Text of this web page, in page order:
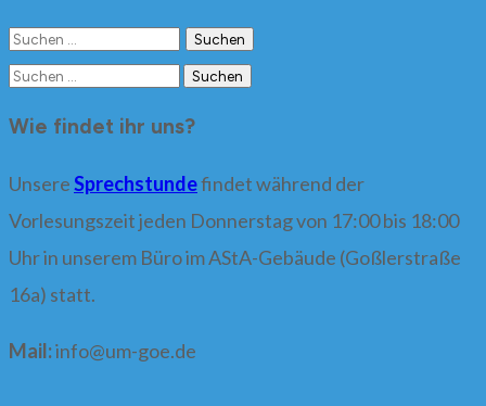
Suchen
nach:
Suchen
Wie findet ihr uns?
UnsereSprechstundefindet während der
Vorlesungszeit jeden Donnerstag von 17:00 bis 18:00
Uhr in unserem Büro im AStA-Gebäude (Goßlerstraße
16a) statt.
Mail:info@um-goe.de